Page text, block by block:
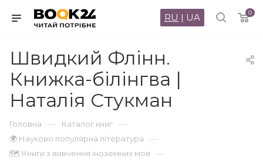
0
RU | UA
Швидкий Флінн.
Книжка-білінгва |
Наталія Стукман
Головна — Каталог книг —
🌍 Науково популярна література —
🗺 Книги з вивчення іноземних мов —